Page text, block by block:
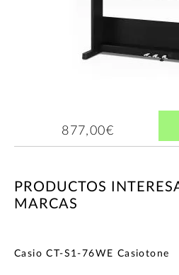
877,00€
PRODUCTOS
MARCAS
Casio CT-S1-76WE Casiotone